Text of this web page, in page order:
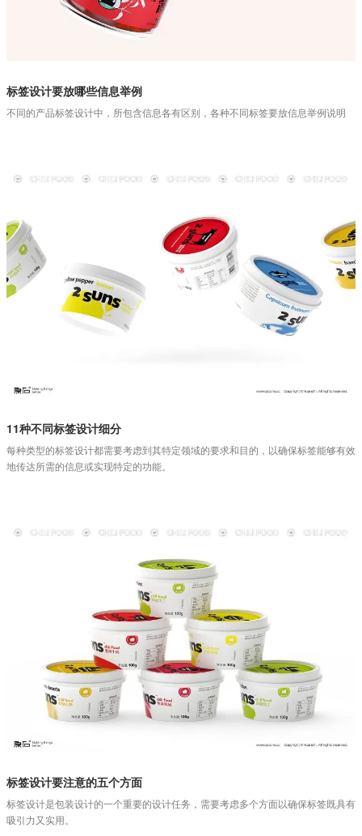
标签设计要放哪些信息举例
不同的产品标签设计中，所包含信息各有区别，各种不同标签要放信息举例说明
11种不同标签设计细分
每种类型的标签设计都需要考虑到其特定领域的要求和目的，以确保标签能够有效
地传达所需的信息或实现特定的功能。
标签设计要注意的五个方面
标签设计是包装设计的一个重要的设计任务，需要考虑多个方面以确保标签既具有
吸引力又实用。